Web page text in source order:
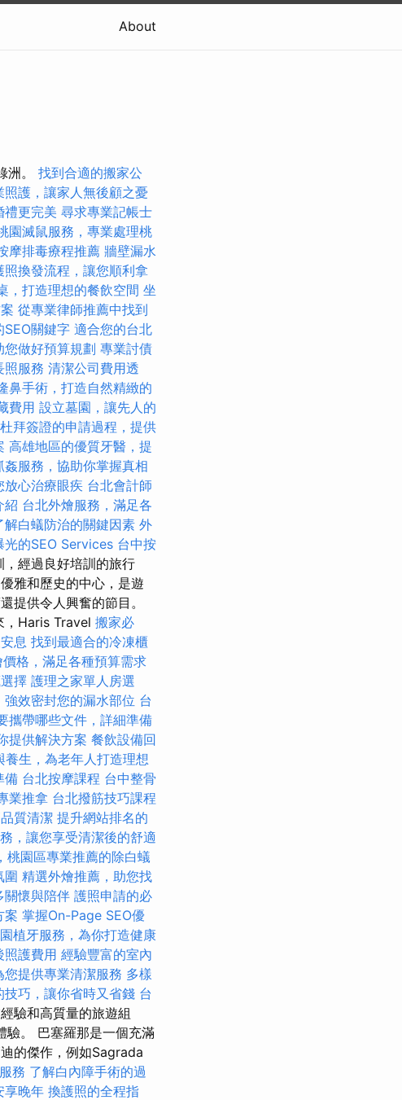
About
洲。 找到合適的搬家公
護，讓家人無後顧之憂
禮更完美 尋求專業記帳士
園滅鼠服務，專業處理桃
摩排毒療程推薦 牆壁漏水
照換發流程，讓您順利拿
，打造理想的餐飲空間 坐
從專業律師推薦中找到
關鍵字 適合您的台北
您做好預算規劃 專業討債
照服務 清潔公司費用透
鼻手術，打造自然精緻的
費用 設立墓園，讓先人的
杜拜簽證的申請過程，提供
高雄地區的優質牙醫，提
姦服務，協助你掌握真相
放心治療眼疾 台北會計師
紹 台北外燴服務，滿足各
解白蟻防治的關鍵因素 外
光的SEO Services 台中按
經過良好培訓的旅行
雅和歷史的中心，是遊
提供令人興奮的節目。
，Haris Travel 搬家必
息 找到最適合的冷凍櫃
格，滿足各種預算需求
擇 護理之家單人房選
強效密封您的漏水部位 台
攜帶哪些文件，詳細準備
提供解決方案 餐飲設備回
生，為老年人打造理想
備 台北按摩課程 台中整骨
業推拿 台北撥筋技巧課程
質清潔 提升網站排名的
，讓您享受清潔後的舒適
桃園區專業推薦的除白蟻
圍 精選外燴推薦，助您找
關懷與陪伴 護照申請的必
案 掌握On-Page SEO優
植牙服務，為你打造健康
照護費用 經驗豐富的室內
提供專業清潔服務 多樣
技巧，讓你省時又省錢 台
驗和高質量的旅遊組
驗。 巴塞羅那是一個充滿
的傑作，例如Sagrada
務 了解白內障手術的過
享晚年 換護照的全程指